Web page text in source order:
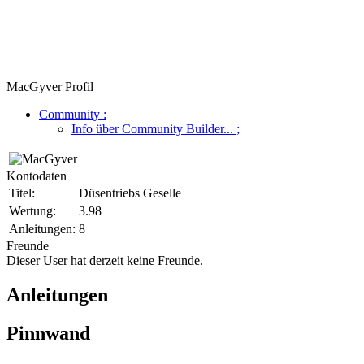
MacGyver Profil
Community :
Info über Community Builder... ;
Kontodaten
Titel:
Düsentriebs Geselle
Wertung:
3.98
Anleitungen: 8
Freunde
Dieser User hat derzeit keine Freunde.
Anleitungen
Pinnwand